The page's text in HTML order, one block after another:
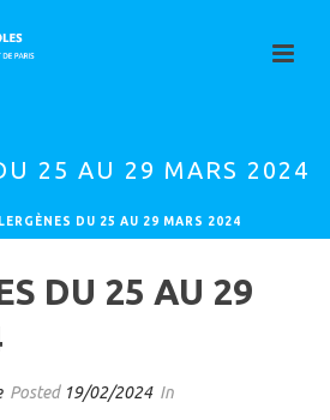
25 AU 29 MARS 2024
DU 25 AU 29 MARS 2024
DU 25 AU 29
Posted 19/02/2024 In